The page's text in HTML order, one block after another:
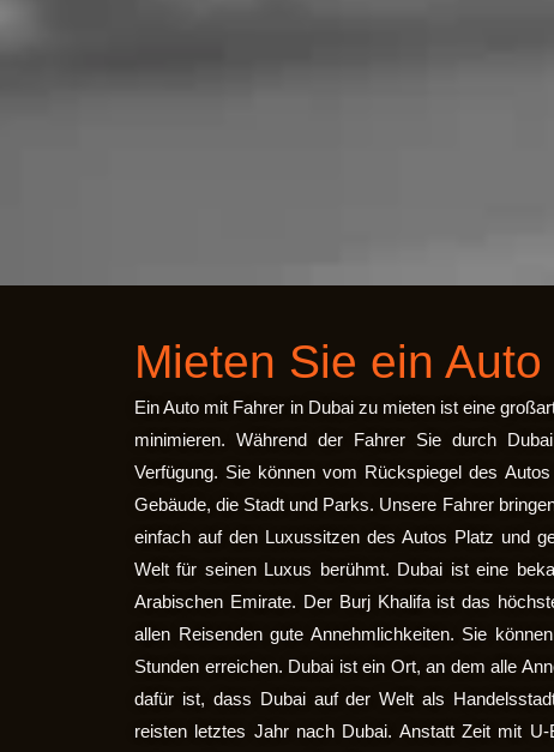
Mieten Sie ein
Ein Auto mit Fahrer in Dubai zu mieten ist eine
minimieren. Während der Fahrer Sie durch
Verfügung. Sie können vom Rückspiegel des
Gebäude, die Stadt und Parks. Unsere Fahrer
einfach auf den Luxussitzen des Autos Platz und
Welt für seinen Luxus berühmt. Dubai ist eine
Arabischen Emirate. Der Burj Khalifa ist das
allen Reisenden gute Annehmlichkeiten. Sie
Stunden erreichen. Dubai ist ein Ort, an dem alle
dafür ist, dass Dubai auf der Welt als
reisten letztes Jahr nach Dubai. Anstatt Zeit mit